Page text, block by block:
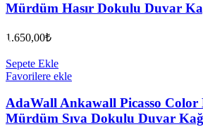
Mürdüm Hasır Dokulu Duvar
1.650,00₺
Sepete Ekle
Favorilere ekle
AdaWall Ankawall Picasso Color
Mürdüm Sıva Dokulu Duvar